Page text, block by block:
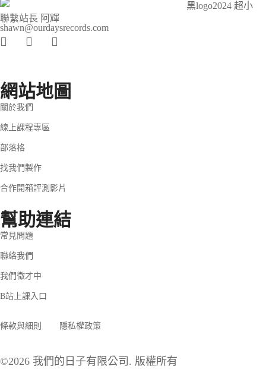
聯繫站長 阿輝
shawn@ourdaysrecords.com
網站地圖
關於我們
線上課程專區
部落格
找我們製作
合作開箱評測影片
幫助連結
常見問題
聯絡我們
我們徵才中
B站上課入口
條款與細則 隱私權政策
©2026 我們的日子有限公司. 版權所有